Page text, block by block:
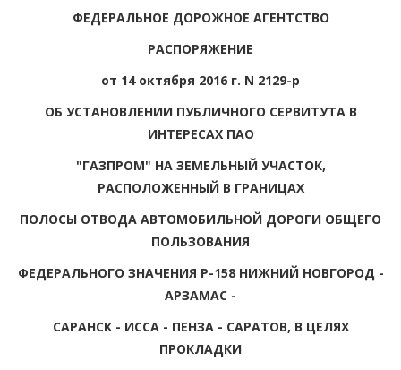
ФЕДЕРАЛЬНОЕ ДОРОЖНОЕ АГЕНТСТВО
РАСПОРЯЖЕНИЕ
от 14 октября 2016 г. N 2129-р
ОБ УСТАНОВЛЕНИИ ПУБЛИЧНОГО СЕРВИТУТА В
ИНТЕРЕСАХ ПАО
"ГАЗПРОМ" НА ЗЕМЕЛЬНЫЙ УЧАСТОК,
РАСПОЛОЖЕННЫЙ В ГРАНИЦАХ
ПОЛОСЫ ОТВОДА АВТОМОБИЛЬНОЙ ДОРОГИ ОБЩЕГО
ПОЛЬЗОВАНИЯ
ФЕДЕРАЛЬНОГО ЗНАЧЕНИЯ Р-158 НИЖНИЙ НОВГОРОД -
АРЗАМАС -
САРАНСК - ИССА - ПЕНЗА - САРАТОВ, В ЦЕЛЯХ
ПРОКЛАДКИ